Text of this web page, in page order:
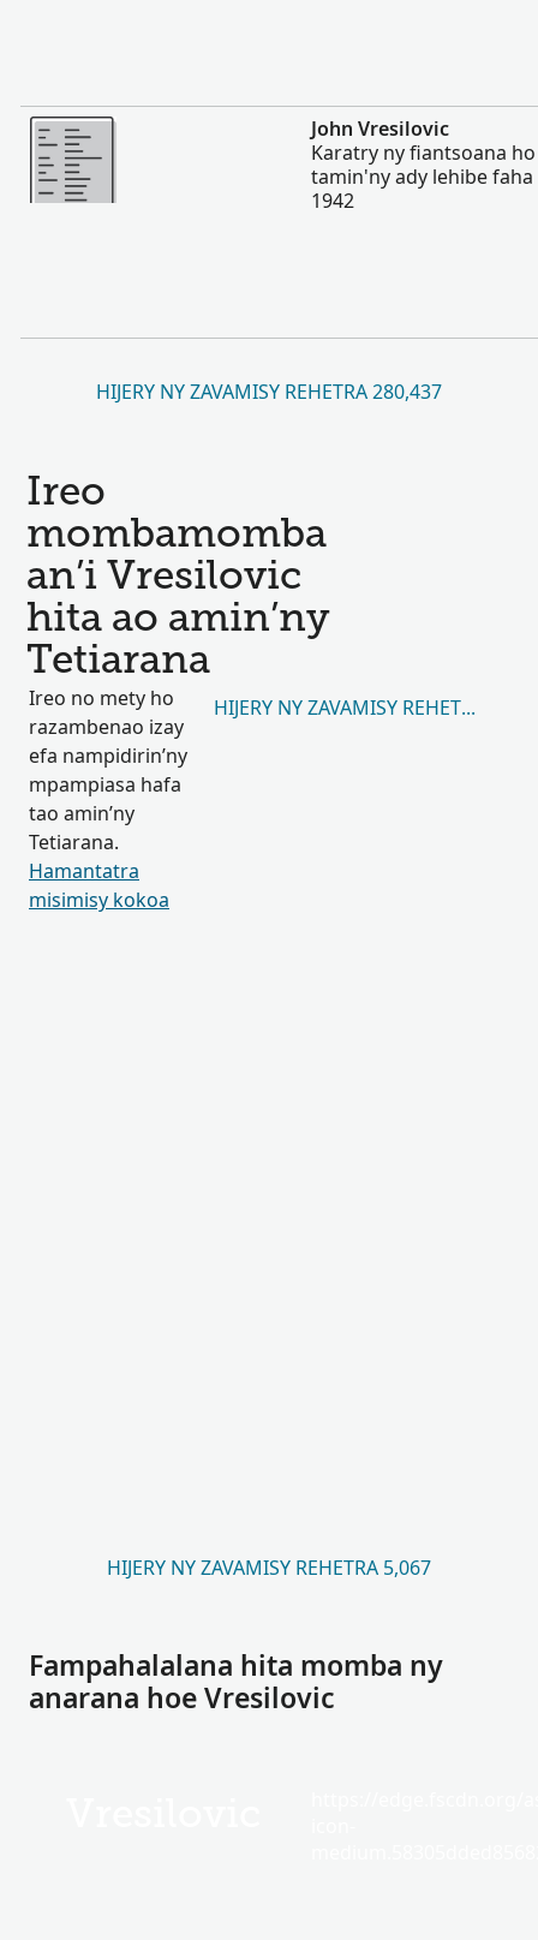
Misimisy kokoa
John Vresilovic
Karatry ny fiantsoana
tamin'ny ady lehibe
1942
HIJERY NY ZAVAMISY REHETRA 280,437
Ireo
mombamomba
an’i Vresilovic
hita ao amin’ny
Tetiarana
Ireo no mety ho
razambenao izay
efa nampidirin’ny
mpampiasa hafa
tao amin’ny
Tetiarana.
Hamantatra
misimisy kokoa
HIJERY NY ZAVAMISY REHETRA 5,067
HIJERY NY ZAVAMISY REHETRA 5,067
Fampahalalana hita momba ny
anarana hoe Vresilovic